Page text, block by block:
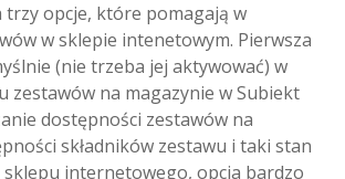
trzy opcje, które pomagają w
w sklepie intenetowym. Pierwsza
(nie trzeba jej aktywować) w
zestawów na magazynie w Subiekt
dostępności zestawów na
składników zestawu i taki stan
sklepu internetowego, opcja bardzo